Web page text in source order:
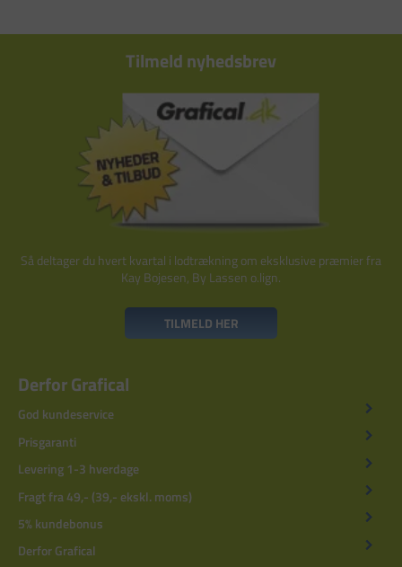
Tilmeld nyhedsbrev
Så deltager du hvert kvartal i lodtrækning om eksklusive præmier fra
Kay Bojesen, By Lassen o.lign.
TILMELD HER
Derfor Grafical
God kundeservice
Prisgaranti
Levering 1-3 hverdage
Fragt fra 49,- (39,- ekskl. moms)
5% kundebonus
Derfor Grafical